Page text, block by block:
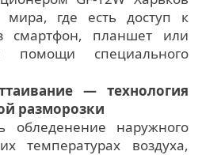
где есть доступ к
смартфон, планшет или
помощи специального
— технология
разморозки
обледенение наружного
температурах воздуха,